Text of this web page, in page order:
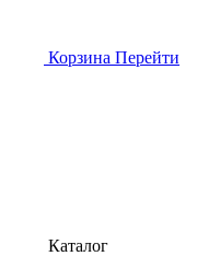
Корзина Перейти
Каталог